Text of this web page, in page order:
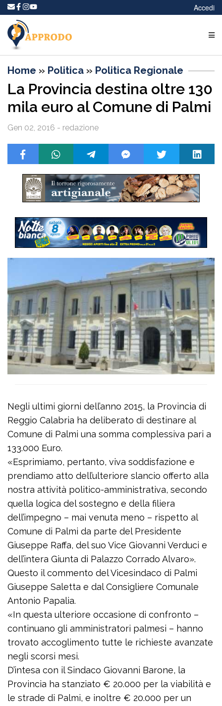
Accedi
Home » Politica » Politica Regionale
La Provincia destina oltre 130
mila euro al Comune di Palmi
Gen 02, 2016 - redazione
Negli ultimi giorni dell’anno 2015, la Provincia di
Reggio Calabria ha deliberato di destinare al
Comune di Palmi una somma complessiva pari a
133.000 Euro.
«Esprimiamo, pertanto, viva soddisfazione e
prendiamo atto dell’ulteriore slancio offerto alla
nostra attività politico-amministrativa, secondo
quella logica del sostegno e della filiera
dell’impegno – mai venuta meno – rispetto al
Comune di Palmi da parte del Presidente
Giuseppe Raffa, del suo Vice Giovanni Verduci e
dell’intera Giunta di Palazzo Corrado Alvaro».
Questo il commento del Vicesindaco di Palmi
Giuseppe Saletta e dal Consigliere Comunale
Antonio Papalia.
«In questa ulteriore occasione di confronto –
continuano gli amministratori palmesi – hanno
trovato accoglimento tutte le richieste avanzate
negli scorsi mesi.
D’intesa con il Sindaco Giovanni Barone, la
Provincia ha stanziato € 20.000 per la viabilità e
le strade di Palmi, e inoltre € 20.000 per un